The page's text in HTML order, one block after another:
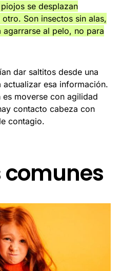
se desplazan
Son insectos sin alas,
al pelo, no para
dar saltitos desde una
esa información.
moverse con agilidad
contacto cabeza con
contagio.